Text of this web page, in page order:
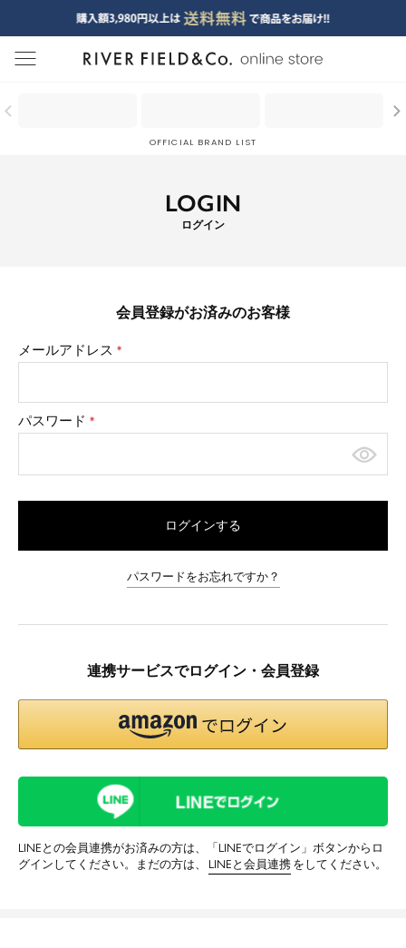
menu
OFFICIAL BRAND LIST
LOGIN
ログイン
会員登録がお済みのお客様
メールアドレス
(必
パスワード
(必
ログインする
パスワードをお忘れですか？
連携サービスでログイン・会員登録
LINEとの会員連携がお済みの方は、「LINEでログイン」ボタンからロ
グインしてください。まだの方は、
LINEと会員連携 をしてください。